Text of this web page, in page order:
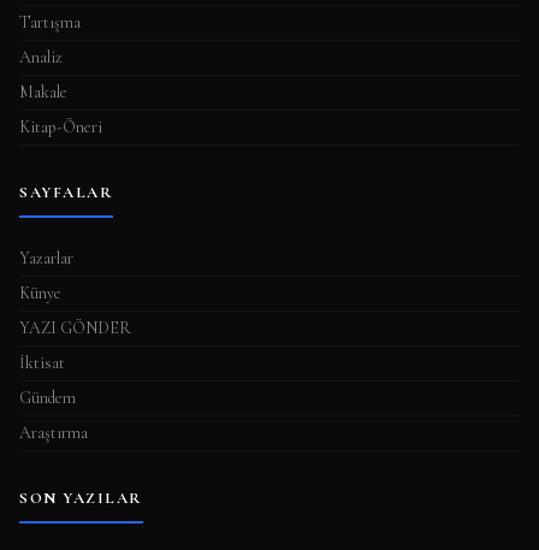
Tartışma
Analiz
Makale
Kitap-Öneri
SAYFALAR
Yazarlar
Künye
YAZI GÖNDER
İktisat
Gündem
Araştırma
SON YAZILAR